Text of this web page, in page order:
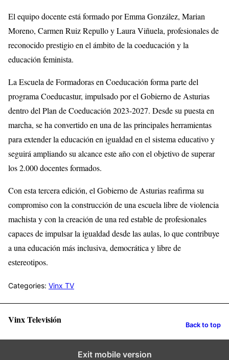
El equipo docente está formado por Emma González, Marian
Moreno, Carmen Ruiz Repullo y Laura Viñuela, profesionales de
reconocido prestigio en el ámbito de la coeducación y la
educación feminista.
La Escuela de Formadoras en Coeducación forma parte del
programa Coeducastur, impulsado por el Gobierno de Asturias
dentro del Plan de Coeducación 2023-2027. Desde su puesta en
marcha, se ha convertido en una de las principales herramientas
para extender la educación en igualdad en el sistema educativo y
seguirá ampliando su alcance este año con el objetivo de superar
los 2.000 docentes formados.
Con esta tercera edición, el Gobierno de Asturias reafirma su
compromiso con la construcción de una escuela libre de violencia
machista y con la creación de una red estable de profesionales
capaces de impulsar la igualdad desde las aulas, lo que contribuye
a una educación más inclusiva, democrática y libre de
estereotipos.
Categories: Vinx TV
Vinx Televisión Back to top
Exit mobile version